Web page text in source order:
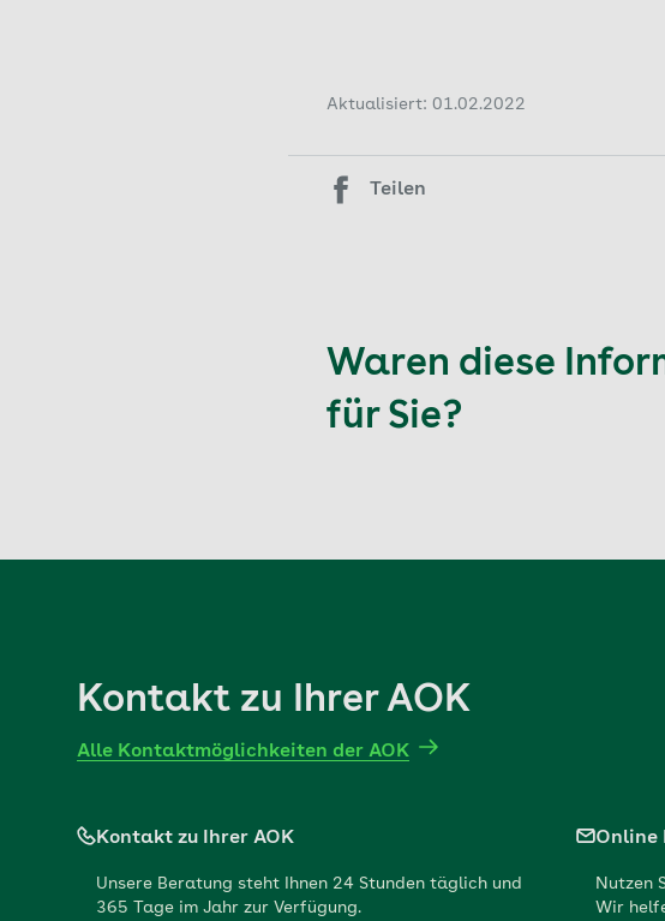
Aktualisiert: 01.02.2022
Teilen
Waren diese
für Sie?
Kontakt zu Ihrer AOK
Alle Kontaktmöglichkeiten der AOK
Kontakt zu Ihrer AOK
Unsere Beratung steht Ihnen 24 Stunden täglich und
365 Tage im Jahr zur Verfügung.
Online
Nutzen
Wir